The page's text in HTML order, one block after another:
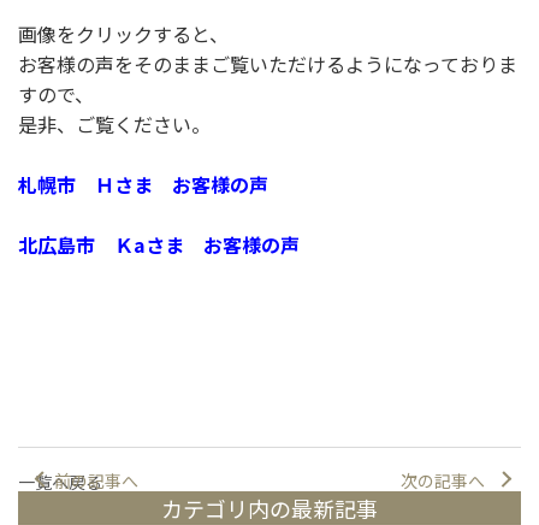
画像をクリックすると、
お客様の声をそのままご覧いただけるようになっておりま
すので、
是非、ご覧ください。
札幌市 Ｈさま お客様の声
北広島市 Ｋaさま お客様の声
前の記事へ 次の記事へ
一覧へ戻る
カテゴリ内の最新記事